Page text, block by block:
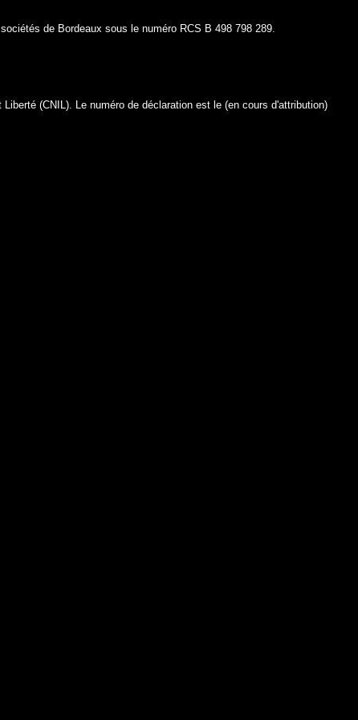
de Bordeaux sous le numéro RCS B 498 798 289.
(CNIL). Le numéro de déclaration est le (en cours d'attribution)